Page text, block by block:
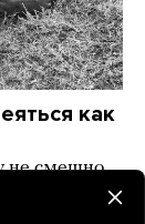
как
не смешно.